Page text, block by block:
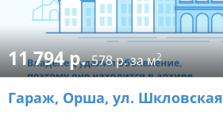
11 794 р.578 р. за м2
Гараж, Орша, ул. Шкловская